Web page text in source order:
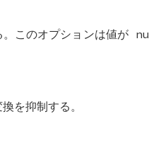
。このオプションは値が
を抑制する。